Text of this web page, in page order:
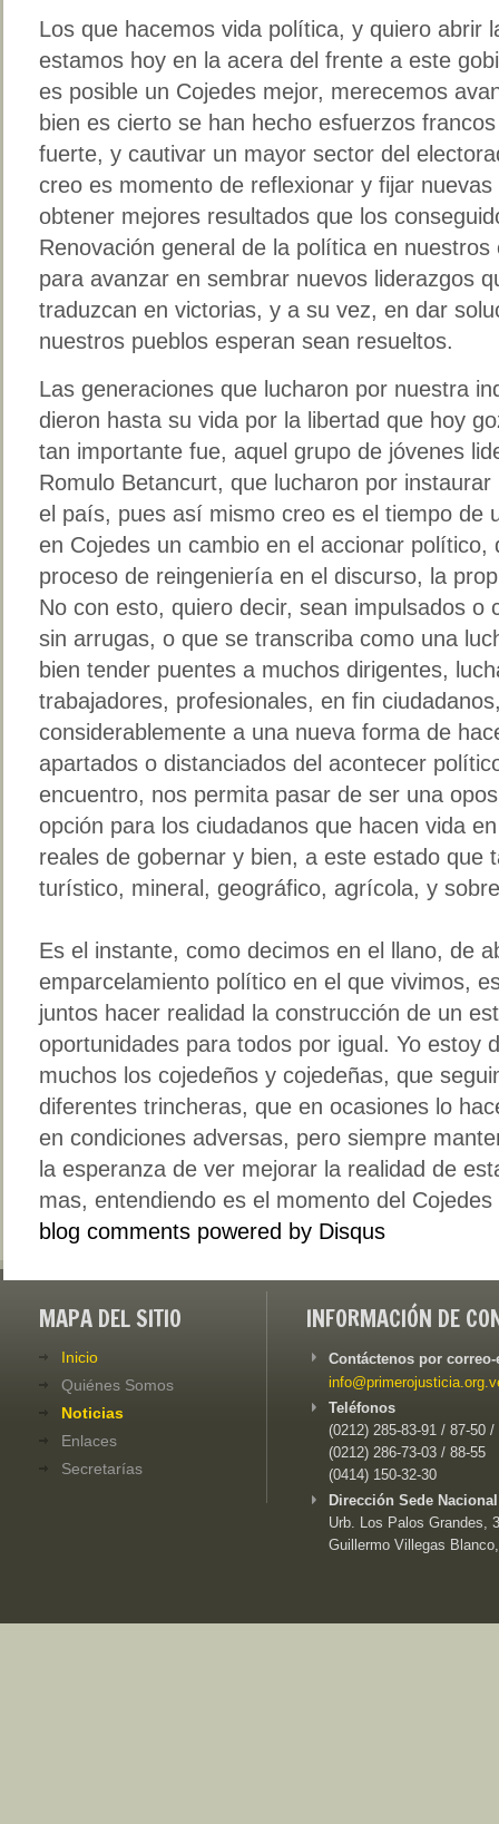
Los que hacemos vida política, y quiero abrir
estamos hoy en la acera del frente a este
es posible un Cojedes mejor, merecemos
bien es cierto se han hecho esfuerzos
fuerte, y cautivar un mayor sector del
creo es momento de reflexionar y fijar
obtener mejores resultados que los
Renovación general de la política en
para avanzar en sembrar nuevos liderazgos
traduzcan en victorias, y a su vez, en dar
nuestros pueblos esperan sean resueltos.
Las generaciones que lucharon por nuestra
dieron hasta su vida por la libertad que hoy
tan importante fue, aquel grupo de jóvenes
Romulo Betancurt, que lucharon por
el país, pues así mismo creo es el tiempo de
en Cojedes un cambio en el accionar político,
proceso de reingeniería en el discurso, la
No con esto, quiero decir, sean impulsados o
sin arrugas, o que se transcriba como una
bien tender puentes a muchos dirigentes,
trabajadores, profesionales, en fin
considerablemente a una nueva forma de
apartados o distanciados del acontecer
encuentro, nos permita pasar de ser una
opción para los ciudadanos que hacen vida
reales de gobernar y bien, a este estado que
turístico, mineral, geográfico, agrícola, y
Es el instante, como decimos en el llano, de
emparcelamiento político en el que vivimos,
juntos hacer realidad la construcción de un
oportunidades para todos por igual. Yo estoy
muchos los cojedeños y cojedeñas, que
diferentes trincheras, que en ocasiones lo
en condiciones adversas, pero siempre
la esperanza de ver mejorar la realidad de
mas, entendiendo es el momento del
blog comments powered by Disqus
MAPA DEL SITIO
Inicio
Quiénes Somos
Noticias
Enlaces
Secretarías
INFORMACIÓN DE
Contáctenos por
Teléfonos
(0212) 285-83-91 / 87-50 /
(0212) 286-73-03 / 88-55
(0414) 150-32-30
Dirección Sede
Urb. Los Palos Grandes,
Guillermo Villegas